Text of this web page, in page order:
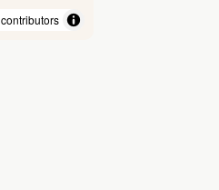
contributors